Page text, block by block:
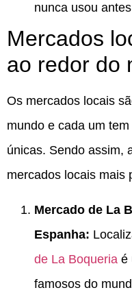
nunca usou
Mercados
ao redor do
Os mercados locais
mundo e cada um
únicas. Sendo assim,
mercados locais mais
Mercado de La
Espanha:
de La Boqueria é
famosos do